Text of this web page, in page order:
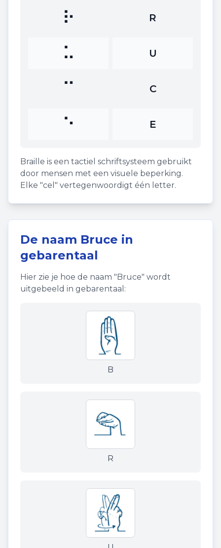
⠗ R
⠥ U
⠉ C
⠑ E
Braille is een tactiel schriftsysteem gebruikt
door mensen met een visuele beperking.
Elke "cel" vertegenwoordigt één letter.
De naam Bruce in
gebarentaal
Hier zie je hoe de naam "Bruce" wordt
uitgebeeld in gebarentaal:
B
R